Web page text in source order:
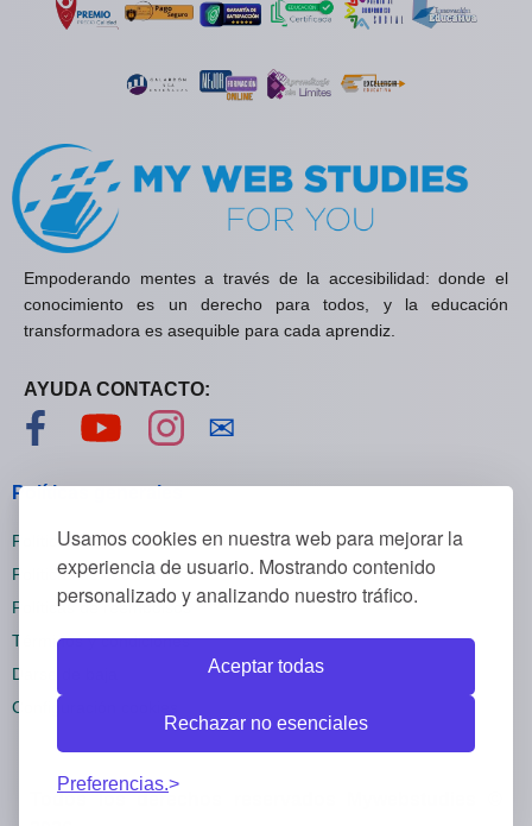
Usamos cookies en nuestra web para mejorar la
experiencia de usuario. Mostrando contenido
personalizado y analizando nuestro tráfico.
Aceptar todas
Rechazar no esenciales
Preferencias.
Empoderando mentes a través de la accesibilidad: donde el
conocimiento es un derecho para todos, y la educación
transformadora es asequible para cada aprendiz.
AYUDA CONTACTO:
Visítanos en Facebook
Visítanos en YouTube
Visítanos en Instagram
✉
Políticas generales
Políticas de privacidad
Políticas de cookies
Políticas de reembolsos
Términos y condiciones
Darse de baja
Configuración cookies
Todos los derechos reservados Mywebstudies ©